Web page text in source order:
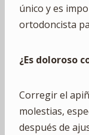
único y es
ortodoncista
¿Es doloroso
Corregir el
molestias,
después de